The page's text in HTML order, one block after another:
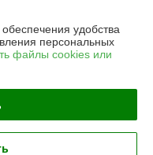
«Рапидита»
342
удобства
персональных
файлы cookies или